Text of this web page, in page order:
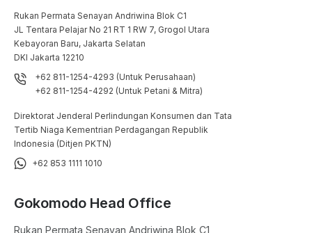
Rukan Permata Senayan Andriwina Blok C1
JL Tentara Pelajar No 21 RT 1 RW 7, Grogol Utara
Kebayoran Baru, Jakarta Selatan
DKI Jakarta 12210
+62 811-1254-4293 (Untuk Perusahaan)
+62 811-1254-4292 (Untuk Petani & Mitra)
Direktorat Jenderal Perlindungan Konsumen dan Tata
Tertib Niaga Kementrian Perdagangan Republik
Indonesia (Ditjen PKTN)
+62 853 1111 1010
Gokomodo Head Office
Rukan Permata Senayan Andriwina Blok C1